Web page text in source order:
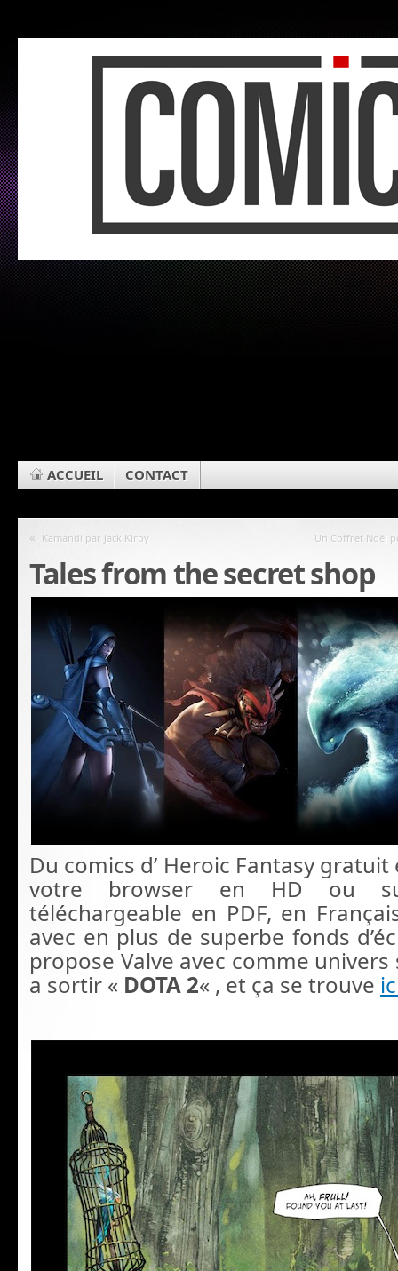
ACCUEIL CONTACT
« Kamandi par Jack Kirby Un Coffret Noël
Tales from the secret shop
Du comics d’ Heroic Fantasy
votre browser en HD ou
téléchargeable en PDF, en
avec en plus de superbe fonds
propose Valve avec comme
a sortir « DOTA 2« , et ça se trouve